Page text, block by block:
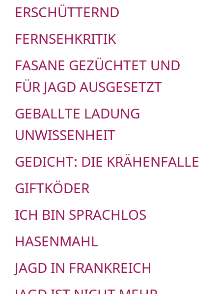
ERSCHÜTTERND
FERNSEHKRITIK
FASANE GEZÜCHTET UND
FÜR JAGD AUSGESETZT
GEBALLTE LADUNG
UNWISSENHEIT
GEDICHT: DIE KRÄHENFALLE
GIFTKÖDER
ICH BIN SPRACHLOS
HASENMAHL
JAGD IN FRANKREICH